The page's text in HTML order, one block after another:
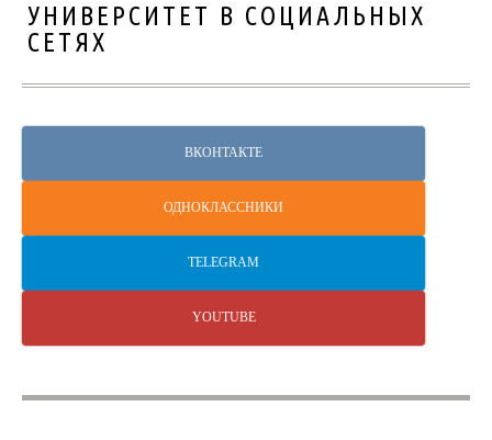
УНИВЕРСИТЕТ В СОЦИАЛЬНЫХ
СЕТЯХ
ВКОНТАКТЕ
ОДНОКЛАССНИКИ
TELEGRAM
YOUTUBE